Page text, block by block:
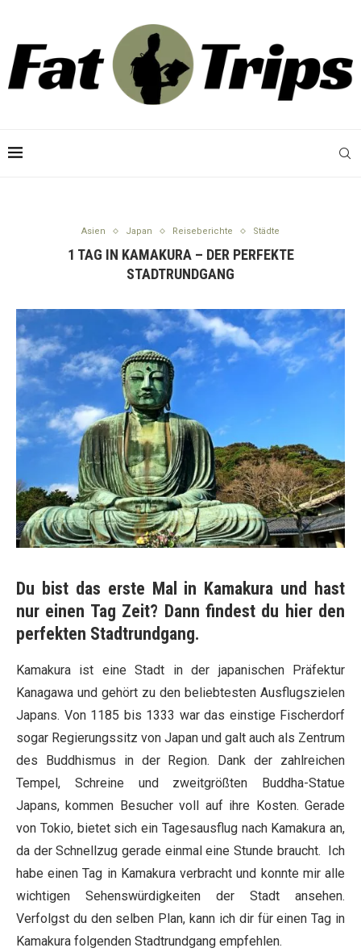
Asien Japan Reiseberichte Städte
1 TAG IN KAMAKURA – DER PERFEKTE
STADTRUNDGANG
Du bist das erste Mal in Kamakura und hast
nur einen Tag Zeit? Dann findest du hier den
perfekten Stadtrundgang.
Kamakura ist eine Stadt in der japanischen Präfektur
Kanagawa und gehört zu den beliebtesten Ausflugszielen
Japans. Von 1185 bis 1333 war das einstige Fischerdorf
sogar Regierungssitz von Japan und galt auch als Zentrum
des Buddhismus in der Region. Dank der zahlreichen
Tempel, Schreine und zweitgrößten Buddha-Statue
Japans, kommen Besucher voll auf ihre Kosten. Gerade
von Tokio, bietet sich ein Tagesausflug nach Kamakura an,
da der Schnellzug gerade einmal eine Stunde braucht. Ich
habe einen Tag in Kamakura verbracht und konnte mir alle
wichtigen Sehenswürdigkeiten der Stadt ansehen.
Verfolgst du den selben Plan, kann ich dir für einen Tag in
Kamakura folgenden Stadtrundgang empfehlen.